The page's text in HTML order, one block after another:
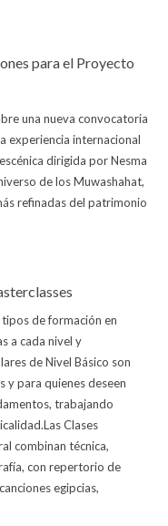
para el Proyecto
una nueva convocatoria
experiencia internacional
dirigida por Nesma
de los Muwashahat,
refinadas del patrimonio
de formación en
a cada nivel y
de Nivel Básico son
y para quienes deseen
trabajando
Clases
combinan técnica,
con repertorio de
egipcias,